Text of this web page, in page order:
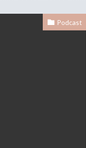
Podcast